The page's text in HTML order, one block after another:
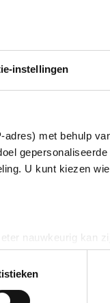
instellingen
met behulp
U kunt kiezen
nauwkeurig kan
in het